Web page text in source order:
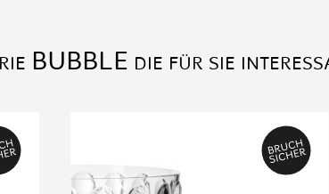
BUBBLE DIE FÜR SIE